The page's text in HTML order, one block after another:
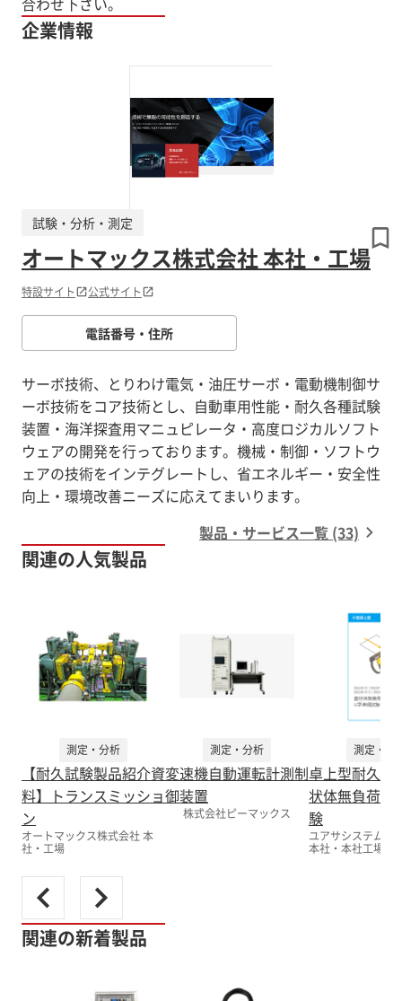
企業情報
オートマックス株式会社 本社・工場
試験・分析・測定
特設サイト 公式サイト
電話番号・住所
サーボ技術、とりわけ電気・油圧サーボ・電動機制御サ
ーボ技術をコア技術とし、自動車用性能・耐久各種試験
装置・海洋探査用マニュピレータ・高度ロジカルソフト
ウェアの開発を行っております。機械・制御・ソフトウ
ェアの技術をインテグレートし、省エネルギー・安全性
向上・環境改善ニーズに応えてまいります。
製品・サービス一覧 (33)
関連の人気製品
測定・分析
【耐久試験製品紹介資
料】トランスミッショ
ン
オートマックス株式会社 本
社・工場
測定・分析
変速機自動運転計測制
御装置
株式会社ピーマックス
測定・分
卓上型耐久
状体無負荷U
験
ユアサシステム機
本社・本社工場
関連の新着製品